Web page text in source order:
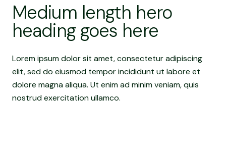
Medium length hero
heading goes here
Lorem ipsum dolor sit amet, consectetur adipiscing
elit, sed do eiusmod tempor incididunt ut labore et
dolore magna aliqua. Ut enim ad minim veniam, quis
nostrud exercitation ullamco.